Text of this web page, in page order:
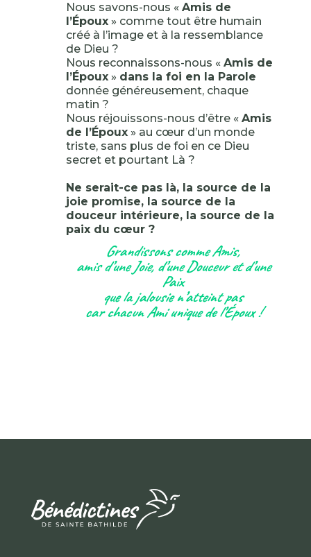
Nous savons-nous « Amis de
l’Époux» comme tout être humain
créé à l’image et à la ressemblance
de Dieu ?
Nous reconnaissons-nous « Amis de
l’Époux» dans la foi en la Parole
donnée généreusement, chaque
matin ?
Nous réjouissons-nous d’être « Amis
de l’Époux» au cœur d’un monde
triste, sans plus de foi en ce Dieu
secret et pourtant Là ?
Ne serait-ce pas là, la source de la
joie promise, la source de la
douceur intérieure, la source de la
paix du cœur ?
Grandissons comme Amis,
amis d’une Joie, d’une Douceur et d’une
Paix
que la jalousie n’atteint pas
car chacun Ami unique de l’Époux !